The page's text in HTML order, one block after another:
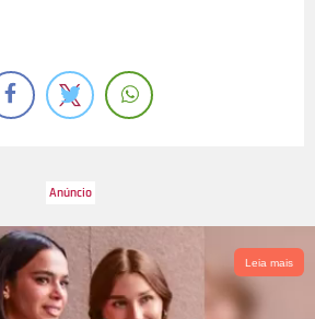
Leia mais